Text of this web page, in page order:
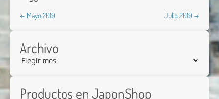
← Mayo 2019 Julio 2019 →
Archivo
Productos en JaponShop